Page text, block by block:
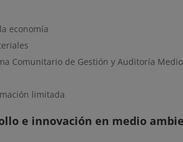
economía
Comunitario de Gestión y Auditoría
limitada
e innovación en medio